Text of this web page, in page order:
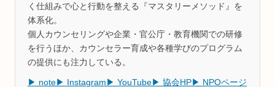
く仕組みで心と行動を整える『マスタリーメソッド』を
体系化。
個人カウンセリングや企業・官公庁・教育機関での研修
を行うほか、カウンセラー育成や各種学びのプログラム
の提供にも注力している。
▶ note ▶ Instagram ▶ YouTube ▶ 協会HP ▶ NPOページ